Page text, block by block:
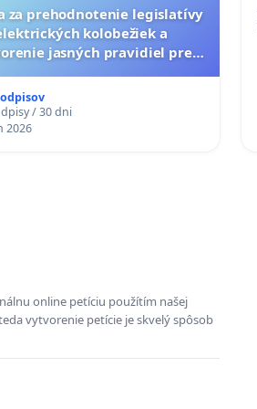
za prehodnotenie legislatívy
kolobežiek a
jasných pravidiel pre
/ 30 dni
2026
online petíciu použítím našej
vytvorenie petície je skvelý spôsob